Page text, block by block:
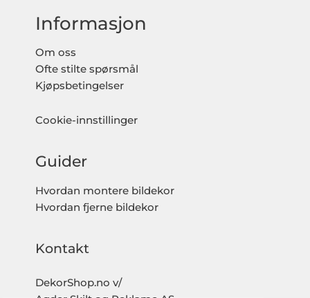
Informasjon
Om oss
Ofte stilte spørsmål
Kjøpsbetingelser
Cookie-innstillinger
Guider
Hvordan montere bildekor
Hvordan fjerne bildekor
Kontakt
DekorShop.no v/